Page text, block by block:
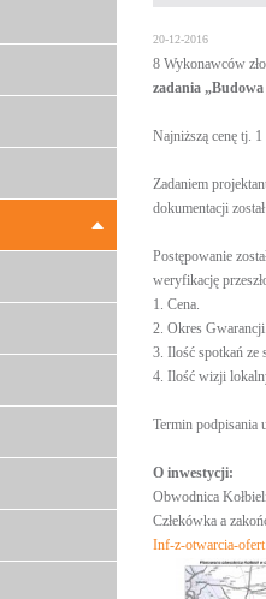
20-12-2016
8 Wykonawców
zadania
Najniższą cenę tj.
Zadaniem
dokumentacji
Postępowanie
weryfikację
1. Cena.
2. Okres Gwarancji.
3. Ilość spotkań ze
4. Ilość wizji
Termin podpisania
O inwestycji:
Obwodnica
Człekówka a
Inf-z-otwarcia-